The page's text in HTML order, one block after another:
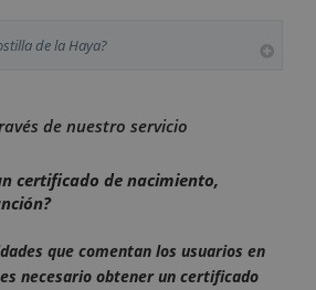
de la Haya?
de nuestro servicio
certificado de nacimiento,
que comentan los usuarios en
es necesario obtener un certificado